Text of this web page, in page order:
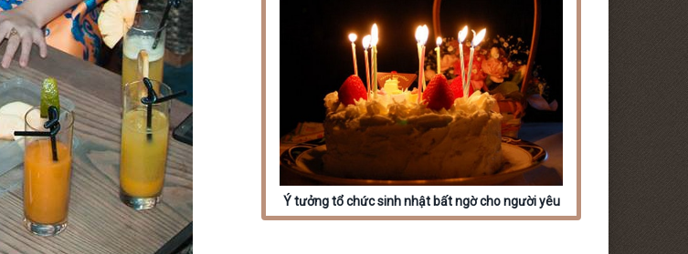
Ý tưởng tổ chức sinh nhật bất ngờ cho người yêu